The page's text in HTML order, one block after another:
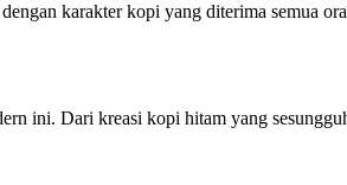
karakter kopi yang diterima semua
ini. Dari kreasi kopi hitam yang